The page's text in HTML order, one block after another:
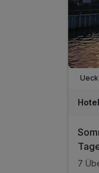
1
1 x
inkl.